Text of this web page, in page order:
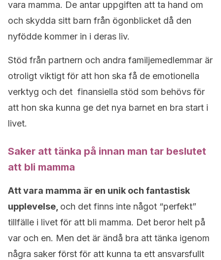
vara mamma. De antar uppgiften att ta hand om
och skydda sitt barn från ögonblicket då den
nyfödde kommer in i deras liv.
Stöd från partnern och andra familjemedlemmar är
otroligt viktigt för att hon ska få de emotionella
verktyg och det finansiella stöd som behövs för
att hon ska kunna ge det nya barnet en bra start i
livet.
Saker att tänka på innan man tar beslutet
att bli mamma
Att vara mamma är en unik och fantastisk
upplevelse, och det finns inte något “perfekt”
tillfälle i livet för att bli mamma. Det beror helt på
var och en. Men det är ändå bra att tänka igenom
några saker först för att kunna ta ett ansvarsfullt